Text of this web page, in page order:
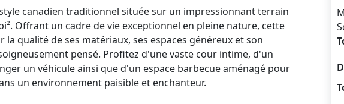
canadien traditionnel située sur un impressionnant terrain
Offrant un cadre de vie exceptionnel en pleine nature, cette
la qualité de ses matériaux, ses espaces généreux et son
pensé. Profitez d'une vaste cour intime, d'un
un véhicule ainsi que d'un espace barbecue aménagé pour
un environnement paisible et enchanteur.